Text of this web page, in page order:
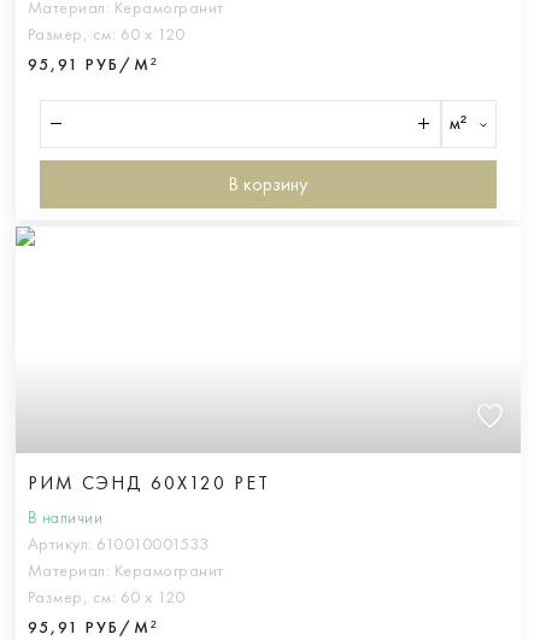
Материал: Керамогранит
Размер, см: 60 х 120
95,91 РУБ/М²
м²
В корзину
РИМ СЭНД 60X120 РЕТ
В наличии
Артикул: 610010001533
Материал: Керамогранит
Размер, см: 60 х 120
95,91 РУБ/М²